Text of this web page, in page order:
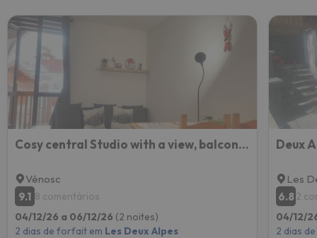
Cosy central Studio with a view, balcony 20m2 4ppl
Vénosc
9.1 8 comentários
04/12/26 a 06/12/26 (2 noites)
2 dias de forfait em Les Deux Alpes
Les
6.8 2
04/12/
2 dias